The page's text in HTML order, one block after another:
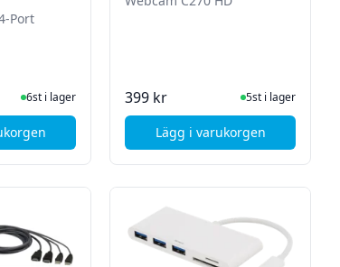
- longlife - 57mm - 10 pack
Port
I Lager6st i lager
Link UH400 USB 3.0 4-Port Portable Hub
399 kr I Lager5st i lager
Lägg i varukorgen, Logitech Webcam